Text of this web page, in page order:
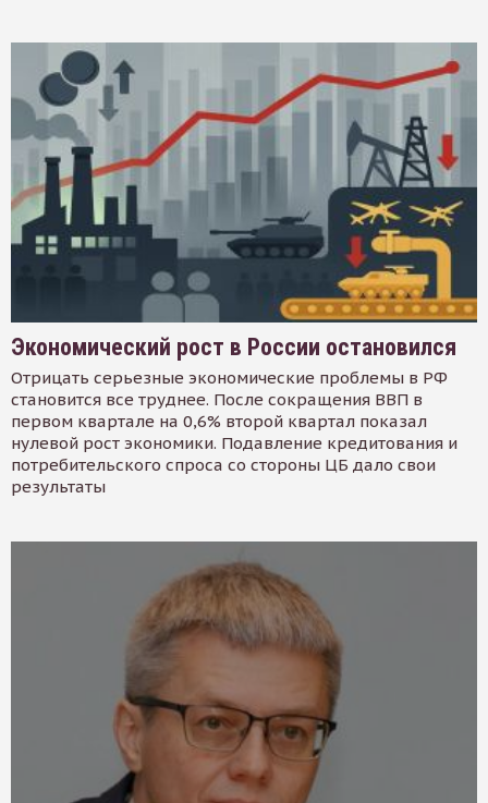
Экономический рост в России остановился
Отрицать серьезные экономические проблемы в РФ
становится все труднее. После сокращения ВВП в
первом квартале на 0,6% второй квартал показал
нулевой рост экономики. Подавление кредитования и
потребительского спроса со стороны ЦБ дало свои
результаты